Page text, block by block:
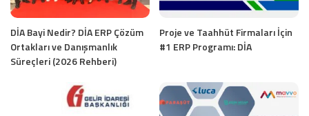
DİA Bayi Nedir? DİA ERP Çözüm
Ortakları ve Danışmanlık
Süreçleri (2026 Rehberi)
Proje ve Taahhüt Firmaları İçin
#1 ERP Programı: DİA